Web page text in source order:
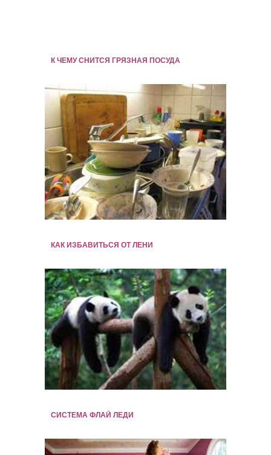
К ЧЕМУ СНИТСЯ ГРЯЗНАЯ ПОСУДА
КАК ИЗБАВИТЬСЯ ОТ ЛЕНИ
СИСТЕМА ФЛАЙ ЛЕДИ